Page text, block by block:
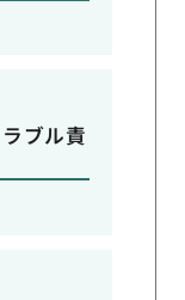
ブル責